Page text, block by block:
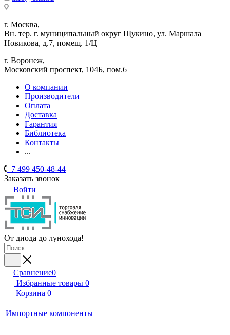
г. Москва,
Вн. тер. г. муниципальный округ Щукино, ул. Маршала
Новикова, д.7, помещ. 1/Ц
г. Воронеж,
​Московский проспект, 104Б, пом.6
О компании
Производители
Оплата
Доставка
Гарантия
Библиотека
Контакты
...
+7 499 450-48-44
Заказать звонок
Войти
От диода до лунохода!
Сравнение0
Избранные товары 0
Корзина 0
Импортные компоненты